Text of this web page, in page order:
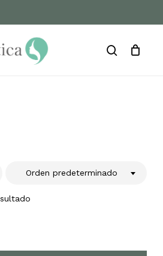
search
Close
Orden predeterminado
Close